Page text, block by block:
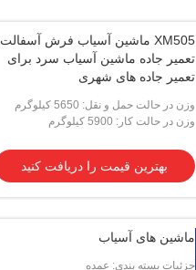
XM505 ماشین آسیاب فرش آسفالت
تعمیر جاده ماشین آسیاب سرد برای
تعمیر جاده های شهری
وزن در حالت حمل و نقل: 5650 کیلوگرم
وزن در حالت کار: 5900 کیلوگرم
بهترین قیمت را دریافت کنید
ماشین های آسیاب
جزئیات بسته بندی: عمده